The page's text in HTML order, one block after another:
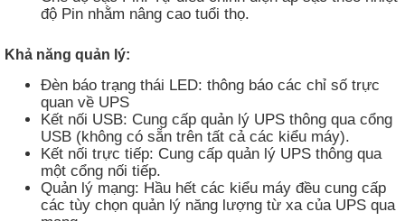
độ Pin nhằm nâng cao tuổi thọ.
Khả năng quản lý:
Đèn báo trạng thái LED: thông báo các chỉ số trực
quan về UPS
Kết nối USB: Cung cấp quản lý UPS thông qua cổng
USB (không có sẵn trên tất cả các kiểu máy).
Kết nối trực tiếp: Cung cấp quản lý UPS thông qua
một cổng nối tiếp.
Quản lý mạng: Hầu hết các kiểu máy đều cung cấp
các tùy chọn quản lý năng lượng từ xa của UPS qua